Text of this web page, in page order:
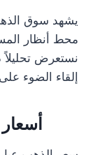
يشهد سوق
محط أنظار
نستعرض تحليلاً
إلقاء الضوء